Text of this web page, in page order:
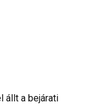
állt a bejárati